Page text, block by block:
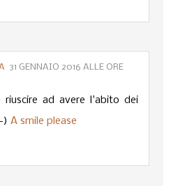
31 GENNAIO 2016 ALLE ORE
riuscire ad avere l'abito dei
)A smile please